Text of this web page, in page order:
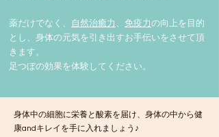
薬だけでなく、 自然治癒力 、 免疫力の向上を目的
とし、身体の元気を引き出すお手伝いをさせて頂
きます。
足つぼの効果を体験してください。
身体中の細胞に栄養と酸素を届け、身体の中から健
康andキレイを手に入れましょう♪